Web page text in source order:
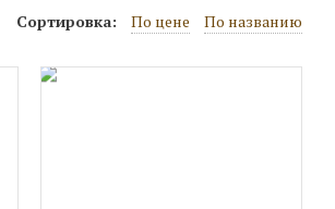
Сортировка: По цене По названию